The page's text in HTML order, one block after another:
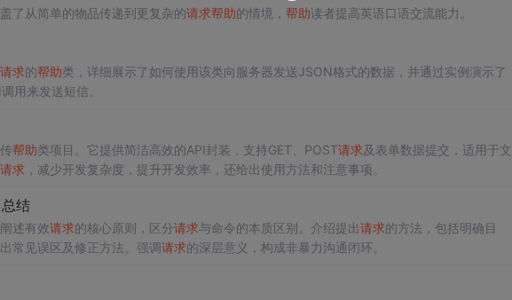
了从简单的物品传递到更复杂的请求帮助的情境， 帮助读者提高英语口语交流能力。
请求的帮助类，详细展示了如何使用该类向服务器发送JSON格式的数据，并通过实例演示了
用来发送短信。
帮助类项目。它提供简洁高效的API封装，支持GET、POST请求及表单数据提交，适用于文
请求 ，减少开发复杂度，提升开发效率，还给出使用方法和注意事项。
总结
述有效请求的核心原则，区分请求与命令的本质区别。介绍提出请求的方法，包括明确目
常见误区及修正方法。强调请求的深层意义，构成非暴力沟通闭环。